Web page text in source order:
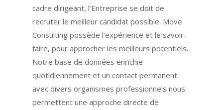
cadre dirigeant, l’Entreprise se doit de
recruter le meilleur candidat possible. Move
Consulting possède l’expérience et le savoir-
faire, pour approcher les meilleurs potentiels.
Notre base de données enrichie
quotidiennement et un contact permanent
avec divers organismes professionnels nous
permettent une approche directe de